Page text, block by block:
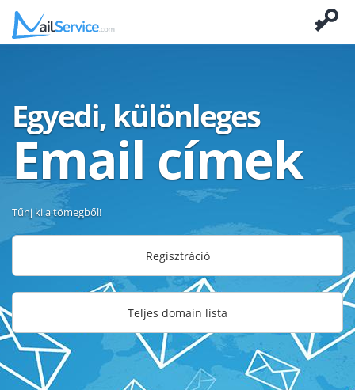
Egyedi, különleges
Email címek
Tűnj ki a tömegből!
Regisztráció
Teljes domain lista